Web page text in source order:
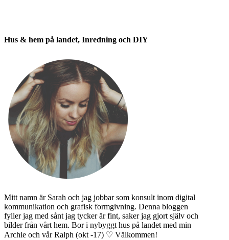
Hus & hem på landet, Inredning och DIY
Mitt namn är Sarah och jag jobbar som konsult inom digital
kommunikation och grafisk formgivning. Denna bloggen
fyller jag med sånt jag tycker är fint, saker jag gjort själv och
bilder från vårt hem. Bor i nybyggt hus på landet med min
Archie och vår Ralph (okt -17) ♡ Välkommen!